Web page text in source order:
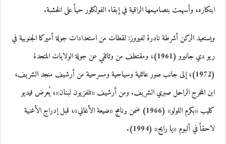
ابتكاره، وأسهمت بتصاميمها الراقية في إبقاء الفولكلور حياً على الخشبة.
ويستعيد الركن أشرطة نادرة لفيروز: لقطات من استعدادات جولة أميركا الجنوبية في
ريو دي جانيرو (1961)، ومقتطف من وثائقي عن جولة الولايات المتحدة
(1972)، إلى جانب صور عائلية وسياحية ومسرحية من أرشيف منجد الشريف،
ابن المخرج الراحل صبري الشريف. ومن أرشيف «تلفزيون لبنان»، يُعرض فيديو
كليب «بكرم اللولو» (1966) ضمن برنامج «ضيعة الأغاني»، قبل إدراج الأغنية
لاحقاً في ألبوم «يا رايح» (1994).